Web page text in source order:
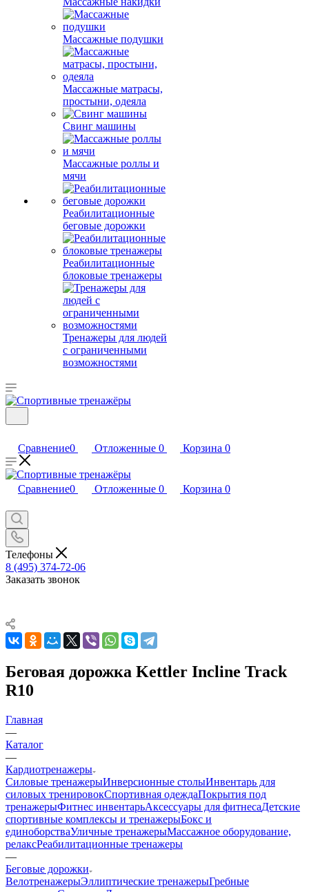
Массажные подушки
Массажные матрасы,
простыни, одеяла
Свинг машины
Массажные роллы и
мячи
Реабилитационные
беговые дорожки
Реабилитационные
блоковые тренажеры
Тренажеры для людей
с ограниченными
возможностями
Сравнение0 Отложенные 0 Корзина 0
Сравнение0 Отложенные 0 Корзина 0
Телефоны
8 (495) 374-72-06
Заказать звонок
Беговая дорожка Kettler Incline Track
R10
Главная
—
Каталог
—
Кардиотренажеры
Силовые тренажерыИнверсионные столыИнвентарь для
силовых тренировокСпортивная одеждаПокрытия под
тренажерыФитнес инвентарьАксессуары для фитнесаДетские
спортивные комплексы и тренажерыБокс и
единоборстваУличные тренажерыМассажное оборудование,
релаксРеабилитационные тренажеры
—
Беговые дорожки
ВелотренажерыЭллиптические тренажерыГребные